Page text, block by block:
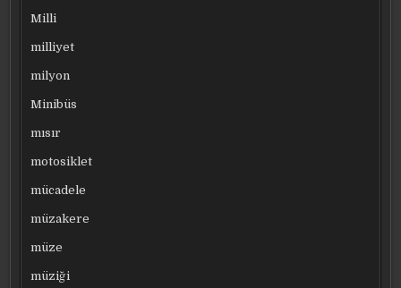
Milli
milliyet
milyon
Minibüs
mısır
motosiklet
mücadele
müzakere
müze
müziği